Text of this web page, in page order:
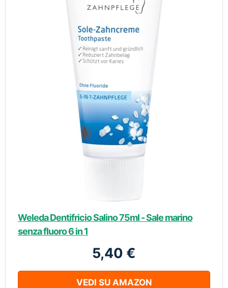
Weleda Dentifricio Salino 75ml - Sale marino
senza fluoro 6 in 1
5,40 €
VEDI SU AMAZON